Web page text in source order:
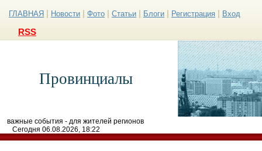
ГЛАВНАЯ Новости Фото Статьи Блоги Регистрация Вход
RSS
Провинциалы
важные события - для жителей регионов
Сегодня 06.08.2026, 18:22